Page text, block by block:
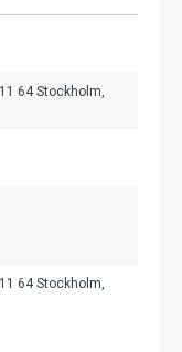
64 Stockholm,
64 Stockholm,